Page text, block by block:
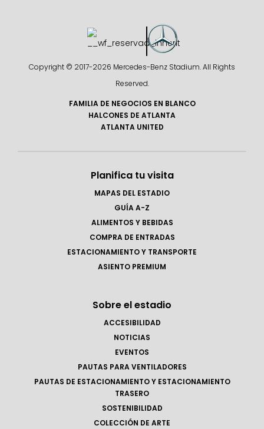
Copyright © 2017-2026 Mercedes-Benz Stadium. All Rights
Reserved.
FAMILIA DE NEGOCIOS EN BLANCO
HALCONES DE ATLANTA
ATLANTA UNITED
Planifica tu visita
MAPAS DEL ESTADIO
GUÍA A-Z
ALIMENTOS Y BEBIDAS
COMPRA DE ENTRADAS
ESTACIONAMIENTO Y TRANSPORTE
ASIENTO PREMIUM
Sobre el estadio
ACCESIBILIDAD
NOTICIAS
EVENTOS
PAUTAS PARA VENTILADORES
PAUTAS DE ESTACIONAMIENTO Y ESTACIONAMIENTO
TRASERO
SOSTENIBILIDAD
COLECCIÓN DE ARTE